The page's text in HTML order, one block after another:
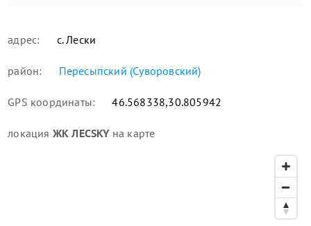
адрес: с. Лески
район: Пересыпский (Суворовский)
GPS координаты: 46.568338,30.805942
локация ЖК ЛЕСSKYна карте